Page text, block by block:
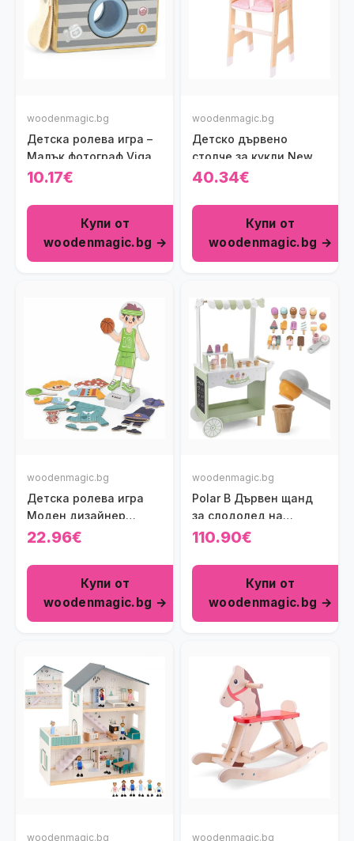
woodenmagic.bg
Детска ролева игра –
Малък фотограф Viga
toys
10.17€
Купи от
woodenmagic.bg →
woodenmagic.bg
Детско дървено
столче за кукли New
Classic Toys
40.34€
Купи от
woodenmagic.bg →
woodenmagic.bg
Детска ролева игра
Моден дизайнер
Облечи Момчето Viga
22.96€
Купи от
woodenmagic.bg →
woodenmagic.bg
Polar B Дървен щанд
за слодолед на
колела
110.90€
Купи от
woodenmagic.bg →
woodenmagic.bg woodenmagic.bg